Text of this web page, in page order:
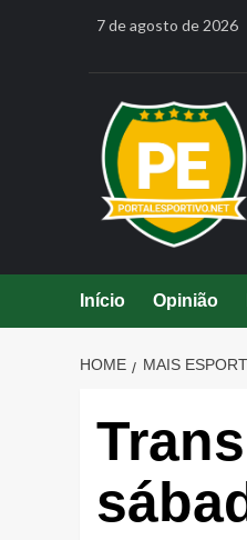
7 de agosto de 2026
Início Opinião
HOME MAIS